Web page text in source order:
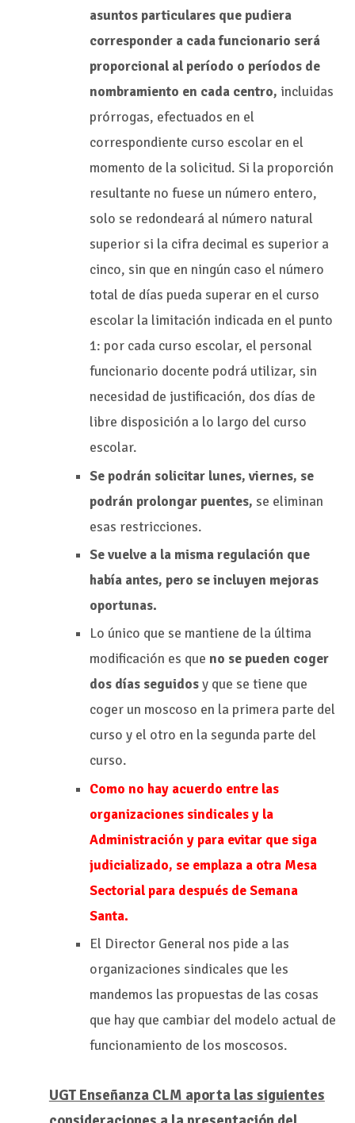
asuntos particulares que pudiera
corresponder a cada funcionario será
proporcional al período o períodos de
nombramiento en cada centro, incluidas
prórrogas, efectuados en el
correspondiente curso escolar en el
momento de la solicitud. Si la proporción
resultante no fuese un número entero,
solo se redondeará al número natural
superior si la cifra decimal es superior a
cinco, sin que en ningún caso el número
total de días pueda superar en el curso
escolar la limitación indicada en el punto
1: por cada curso escolar, el personal
funcionario docente podrá utilizar, sin
necesidad de justificación, dos días de
libre disposición a lo largo del curso
escolar.
Se podrán solicitar lunes, viernes, se
podrán prolongar puentes, se eliminan
esas restricciones.
Se vuelve a la misma regulación que
había antes, pero se incluyen mejoras
oportunas.
Lo único que se mantiene de la última
modificación es que no se pueden coger
dos días seguidosy que se tiene que
coger un moscoso en la primera parte del
curso y el otro en la segunda parte del
curso.
Como no hay acuerdo entre las
organizaciones sindicales y la
Administración y para evitar que siga
judicializado, se emplaza a otra Mesa
Sectorial para después de Semana
Santa.
El Director General nos pide a las
organizaciones sindicales que les
mandemos las propuestas de las cosas
que hay que cambiar del modelo actual de
funcionamiento de los moscosos.
UGT Enseñanza CLM aporta las siguientes